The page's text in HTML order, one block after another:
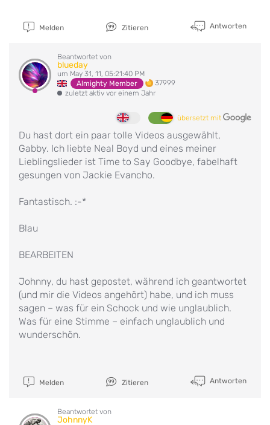
Melden Zitieren Antworten
Beantwortet von
blueday
um May 31, 11, 05:21:40 PM
Almighty Member
37999
zuletzt aktiv vor einem Jahr
übersetzt mit
Du hast dort ein paar tolle Videos ausgewählt,
Gabby. Ich liebte Neal Boyd und eines meiner
Lieblingslieder ist Time to Say Goodbye, fabelhaft
gesungen von Jackie Evancho.
Fantastisch. :-*
Blau
BEARBEITEN
Johnny, du hast gepostet, während ich geantwortet
(und mir die Videos angehört) habe, und ich muss
sagen – was für ein Schock und wie unglaublich.
Was für eine Stimme – einfach unglaublich und
wunderschön.
Melden Zitieren Antworten
Beantwortet von
JohnnyK